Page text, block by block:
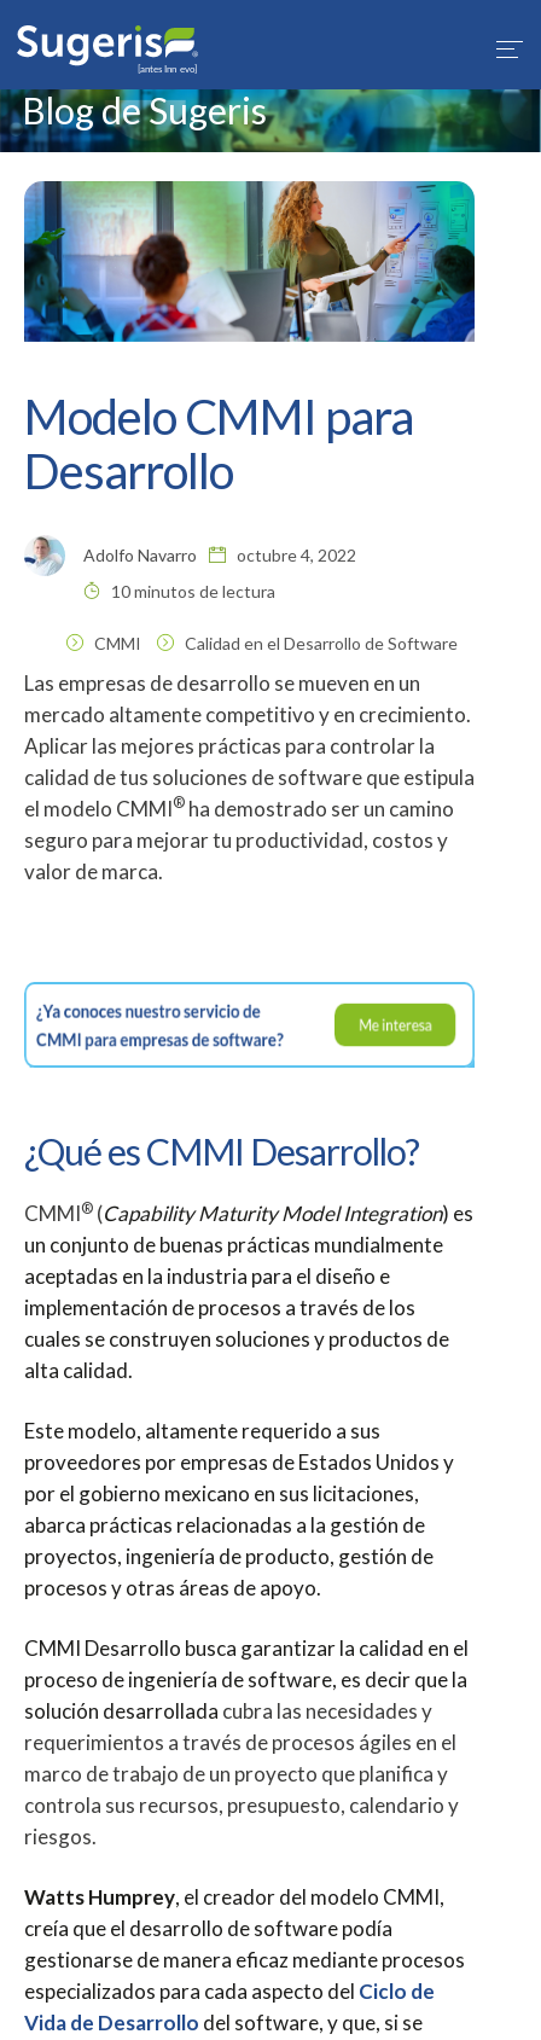
Blog de Sugeris
Modelo CMMI para
Desarrollo
Adolfo Navarro
octubre 4, 2022
10 minutos de lectura
CMMI Calidad en el Desarrollo de Software
Las empresas de desarrollo se mueven en un
mercado altamente competitivo y en crecimiento.
Aplicar las mejores prácticas para controlar la
calidad de tus soluciones de software que estipula
el modelo CMMI® ha demostrado ser un camino
seguro para mejorar tu productividad, costos y
valor de marca.
¿Qué es CMMI Desarrollo?
CMMI® (Capability Maturity Model Integration) es
un conjunto de buenas prácticas mundialmente
aceptadas en la industria para el diseño e
implementación de procesos a través de los
cuales se construyen soluciones y productos de
alta calidad.
Este modelo, altamente requerido a sus
proveedores por empresas de Estados Unidos y
por el gobierno mexicano en sus licitaciones,
abarca prácticas relacionadas a la gestión de
proyectos, ingeniería de producto, gestión de
procesos y otras áreas de apoyo.
CMMI Desarrollo busca garantizar la calidad en el
proceso de ingeniería de software, es decir que la
solución desarrollada cubra las necesidades y
requerimientos a través de procesos ágiles en el
marco de trabajo de un proyecto que planifica y
controla sus recursos, presupuesto, calendario y
riesgos.
Watts Humprey, el creador del modelo CMMI,
creía que el desarrollo de software podía
gestionarse de manera eficaz mediante procesos
especializados para cada aspecto del Ciclo de
Vida de Desarrollo del software, y que, si se